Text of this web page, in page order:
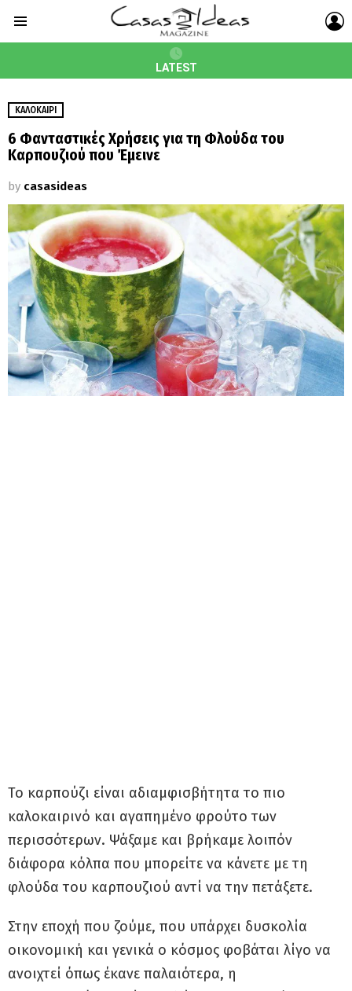
LATEST
ΚΑΛΟΚΑΊΡΙ
6 Φανταστικές Χρήσεις για τη Φλούδα του
Καρπουζιού που Έμεινε
by casasideas
Το καρπούζι είναι αδιαμφισβήτητα το πιο
καλοκαιρινό και αγαπημένο φρούτο των
περισσότερων. Ψάξαμε και βρήκαμε λοιπόν
διάφορα κόλπα που μπορείτε να κάνετε με τη
φλούδα του καρπουζιού αντί να την πετάξετε.
Στην εποχή που ζούμε, που υπάρχει δυσκολία
οικονομική και γενικά ο κόσμος φοβάται λίγο να
ανοιχτεί όπως έκανε παλαιότερα, η